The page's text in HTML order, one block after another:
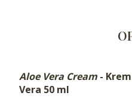
Aloe Vera Cream -
Vera 50 ml